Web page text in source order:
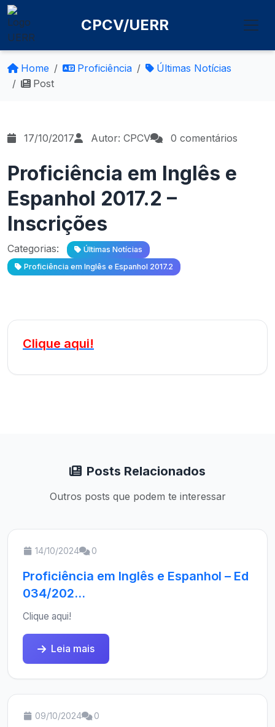
CPCV/UERR
Home Proficiência
Últimas Notícias
Post
17/10/2017 Autor: CPCV 0 comentários
Proficiência em Inglês e
Espanhol 2017.2 –
Inscrições
Categorias:
Últimas Notícias
Proficiência em Inglês e Espanhol 2017.2
Clique aqui!
Posts Relacionados
Outros posts que podem te interessar
14/10/2024 0
Proficiência em Inglês e Espanhol – Ed
034/202...
Clique aqui!
Leia mais
09/10/2024 0